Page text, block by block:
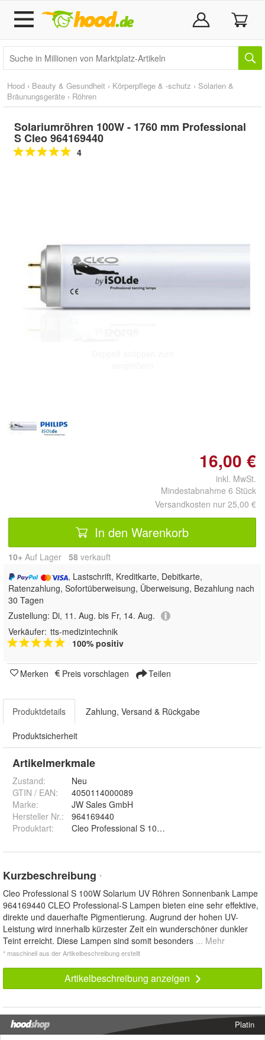
Hood › Beauty & Gesundheit › Körperpflege & -schutz › Solarien &
Bräunungsgeräte › Röhren
Solariumröhren 100W - 1760 mm Professional
S Cleo 964169440
4
16,00 €
inkl. MwSt.
Mindestabnahme 6 Stück
Versandkosten nur 25,00 €
In den Warenkorb
10+ Auf Lager 58 verkauft
, Lastschrift, Kreditkarte, Debitkarte,
Ratenzahlung, Sofortüberweisung, Überweisung, Bezahlung nach
30 Tagen
Zustellung: Di, 11. Aug. bis Fr, 14. Aug.
Verkäufer: tts-medizintechnik
100% positiv
Merken Preis vorschlagen Teilen
Produktdetails Zahlung, Versand & Rückgabe
Produktsicherheit
Artikelmerkmale
Zustand:
Neu
GTIN / EAN:
4050114000089
Marke:
JW Sales GmbH
Hersteller Nr.:
964169440
Produktart: Cleo Professional S 100W-R Solarium UV Röhren
Kurzbeschreibung *
Cleo Professional S 100W Solarium UV Röhren Sonnenbank Lampe
964169440 CLEO Professional-S Lampen bieten eine sehr effektive,
direkte und dauerhafte Pigmentierung. Augrund der hohen UV-
Leistung wird innerhalb kürzester Zeit ein wunderschöner dunkler
Teint erreicht. Diese Lampen sind somit besonders ... Mehr
* maschinell aus der Artikelbeschreibung erstellt
Artikelbeschreibung anzeigen
Platin